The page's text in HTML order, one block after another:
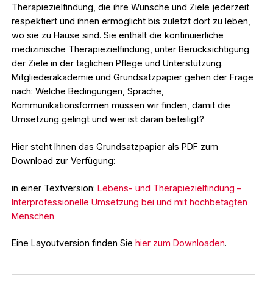
Therapiezielfindung, die ihre Wünsche und Ziele jederzeit
respektiert und ihnen ermöglicht bis zuletzt dort zu leben,
wo sie zu Hause sind. Sie enthält die kontinuierliche
medizinische Therapiezielfindung, unter Berücksichtigung
der Ziele in der täglichen Pflege und Unterstützung.
Mitgliederakademie und Grundsatzpapier gehen der Frage
nach: Welche Bedingungen, Sprache,
Kommunikationsformen müssen wir finden, damit die
Umsetzung gelingt und wer ist daran beteiligt?
Hier steht Ihnen das Grundsatzpapier als PDF zum
Download zur Verfügung:
in einer Textversion: Lebens- und Therapiezielfindung –
Interprofessionelle Umsetzung bei und mit hochbetagten
Menschen
Eine Layoutversion finden Sie hier zum Downloaden.